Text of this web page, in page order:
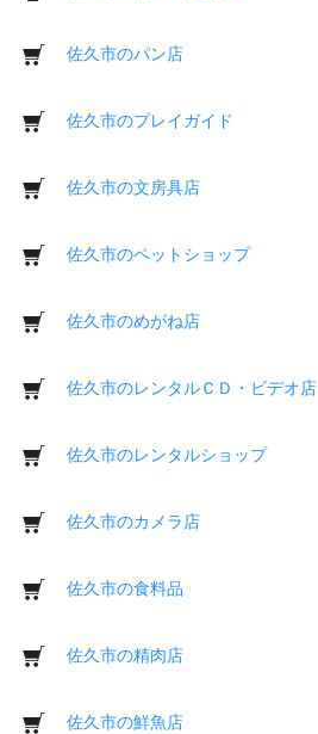
佐久市のパン店
佐久市のプレイガイド
佐久市の文房具店
佐久市のペットショップ
佐久市のめがね店
佐久市のレンタルＣＤ・ビデオ店
佐久市のレンタルショップ
佐久市のカメラ店
佐久市の食料品
佐久市の精肉店
佐久市の鮮魚店